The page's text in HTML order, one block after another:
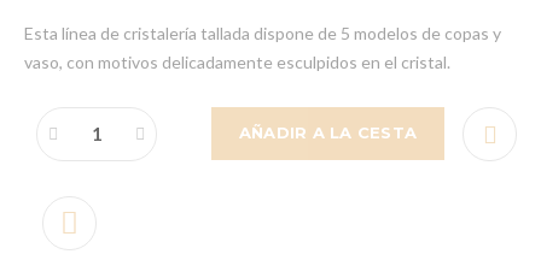
Esta línea de cristalería tallada dispone de 5 modelos de copas y
vaso, con motivos delicadamente esculpidos en el cristal.
AÑADIR A LA CESTA